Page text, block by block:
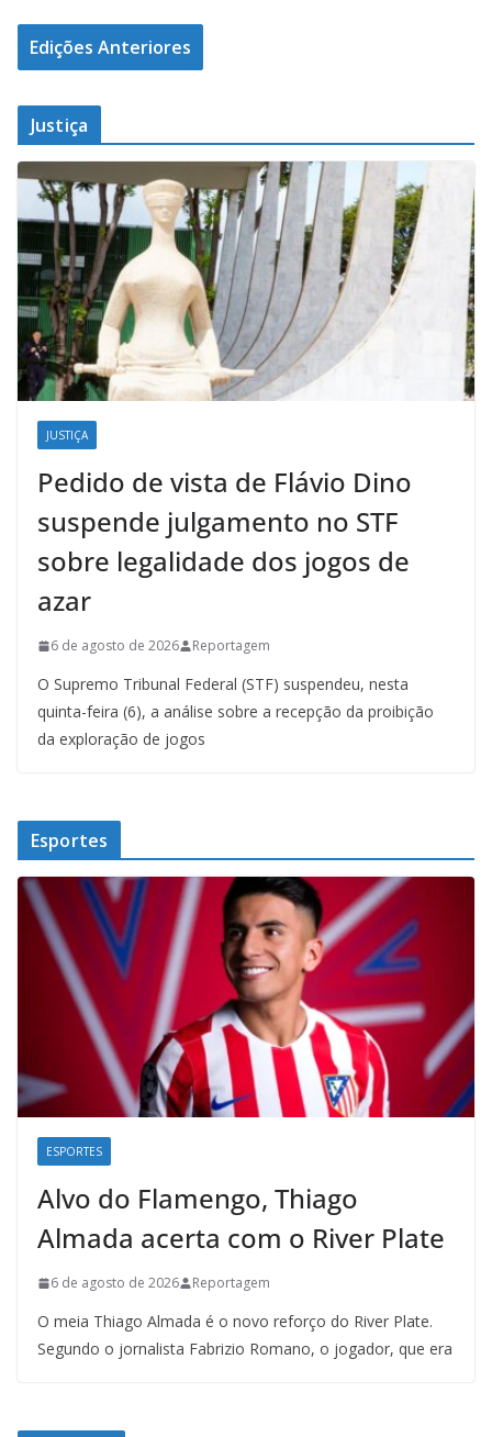
Edições Anteriores
Justiça
JUSTIÇA
Pedido de vista de Flávio Dino
suspende julgamento no STF
sobre legalidade dos jogos de
azar
6 de agosto de 2026 Reportagem
O Supremo Tribunal Federal (STF) suspendeu, nesta
quinta-feira (6), a análise sobre a recepção da proibição
da exploração de jogos
Esportes
ESPORTES
Alvo do Flamengo, Thiago
Almada acerta com o River Plate
6 de agosto de 2026 Reportagem
O meia Thiago Almada é o novo reforço do River Plate.
Segundo o jornalista Fabrizio Romano, o jogador, que era